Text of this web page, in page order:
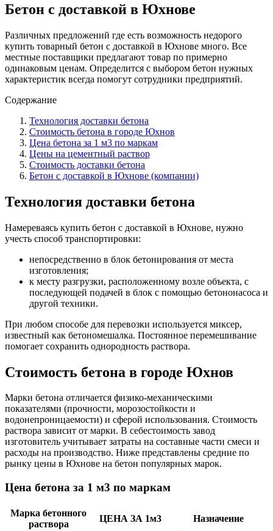
Бетон с доставкой в Юхнове
Различных предложений где есть возможность недорого
купить товарный бетон с доставкой в Юхнове много. Все
местные поставщики предлагают товар по примерно
одинаковым ценам. Определится с выбором бетон нужных
характеристик всегда помогут сотрудники предприятий.
Содержание
Технология доставки бетона
Стоимость бетона в городе Юхнов
Цена бетона за 1 м3 по маркам
Цены на цементный раствор
Стоимость доставки бетона
Бетон с доставкой в Юхнове (компании)
Технология доставки бетона
Намереваясь купить бетон с доставкой в Юхнове, нужно
учесть способ транспортировки:
непосредственно в блок бетонирования от места
изготовления;
к месту разгрузки, расположенному возле объекта, с
последующей подачей в блок с помощью бетононасоса и
другой техники.
При любом способе для перевозки используется миксер,
известный как бетономешалка. Постоянное перемешивание
помогает сохранить однородность раствора.
Стоимость бетона в городе Юхнов
Марки бетона отличается физико-механическими
показателями (прочности, морозостойкости и
водонепроницаемости) и сферой использования. Стоимость
раствора зависит от марки. В себестоимость завод
изготовитель учитывает затраты на составные части смеси и
расходы на производство. Ниже представлены средние по
рынку цены в Юхнове на бетон популярных марок.
Цена бетона за 1 м3 по маркам
Марка бетонного
раствора
ЦЕНА ЗА 1м3 Назначение